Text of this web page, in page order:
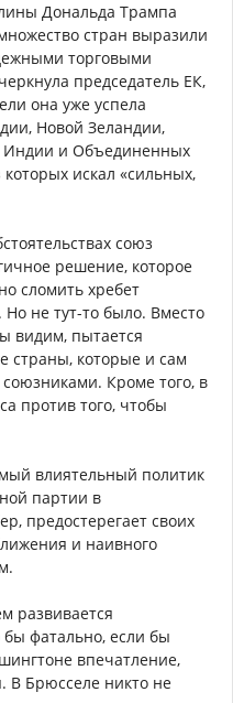
Дональда Трампа
стран выразили
торговыми
председатель ЕК,
она уже успела
Новой Зеландии,
и Объединенных
искал «сильных,
союз
решение, которое
сломить хребет
не тут-то было. Вместо
видим, пытается
страны, которые и сам
Кроме того, в
против того, чтобы
влиятельный политик
партии в
предостерегает своих
и наивного
развивается
фатально, если бы
впечатление,
В Брюсселе никто не